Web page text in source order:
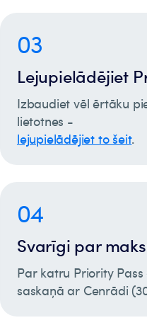
03
Lejupielādējiet
Izbaudiet vēl ērtāku
lietotnes -
lejupielādējiet to šeit.
04
Svarīgi par
Par katru Priority
saskaņā ar Cenrādi